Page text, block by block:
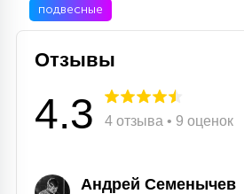
подвесные
Отзывы
4.3 4 отзыва • 9 оценок
Андрей Семенычев